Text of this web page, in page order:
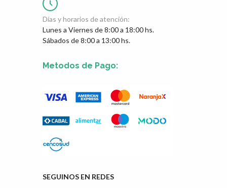
Días y horarios de atención:
Lunes a Viernes de 8:00 a 18:00 hs.
Sábados de 8:00 a 13:00 hs.
Metodos de Pago:
SEGUINOS EN REDES